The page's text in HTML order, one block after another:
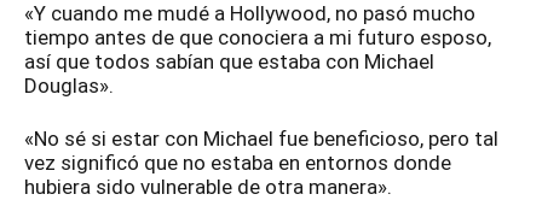
«Y cuando me mudé a Hollywood, no pasó mucho
tiempo antes de que conociera a mi futuro esposo,
así que todos sabían que estaba con Michael
Douglas».
«No sé si estar con Michael fue beneficioso, pero tal
vez significó que no estaba en entornos donde
hubiera sido vulnerable de otra manera».